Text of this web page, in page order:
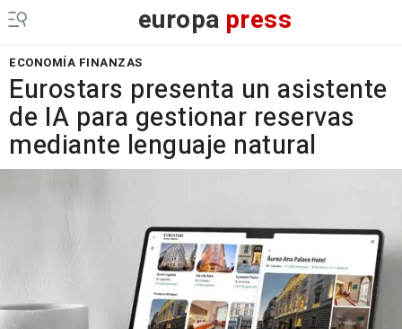
europa press
ECONOMÍA FINANZAS
Eurostars presenta un asistente
de IA para gestionar reservas
mediante lenguaje natural